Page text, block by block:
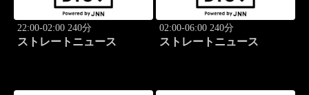
22:00-02:00 240分
ストレートニュース
02:00-06:00 240分
ストレートニュース